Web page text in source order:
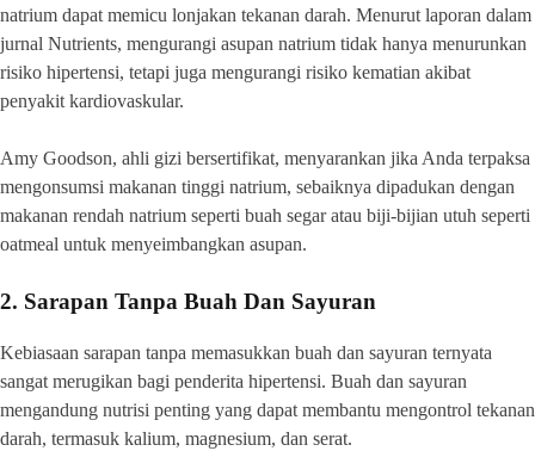
natrium dapat memicu lonjakan tekanan darah. Menurut laporan dalam
jurnal Nutrients, mengurangi asupan natrium tidak hanya menurunkan
risiko hipertensi, tetapi juga mengurangi risiko kematian akibat
penyakit kardiovaskular.
Amy Goodson, ahli gizi bersertifikat, menyarankan jika Anda terpaksa
mengonsumsi makanan tinggi natrium, sebaiknya dipadukan dengan
makanan rendah natrium seperti buah segar atau biji-bijian utuh seperti
oatmeal untuk menyeimbangkan asupan.
2. Sarapan Tanpa Buah Dan Sayuran
Kebiasaan sarapan tanpa memasukkan buah dan sayuran ternyata
sangat merugikan bagi penderita hipertensi. Buah dan sayuran
mengandung nutrisi penting yang dapat membantu mengontrol tekanan
darah, termasuk kalium, magnesium, dan serat.